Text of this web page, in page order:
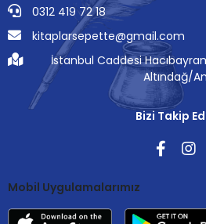
0312 419 72 18
kitaplarsepette@gmail.com
İstanbul Caddesi
Altındağ/
Bizi Takip
Mobil Uygulamalarımız